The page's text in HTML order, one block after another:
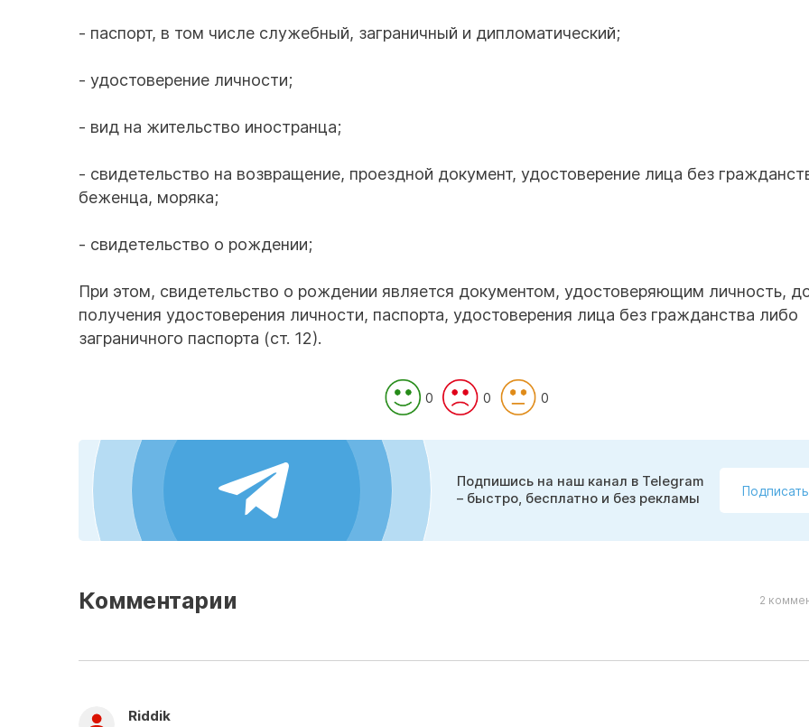
- паспорт, в том числе служебный, заграничный и дипломатический;
- удостоверение личности;
- вид на жительство иностранца;
- свидетельство на возвращение, проездной документ, удостоверение лица без
беженца, моряка;
- свидетельство о рождении;
При этом, свидетельство о рождении является документом, удостоверяющим личность,
получения удостоверения личности, паспорта, удостоверения лица без гражданства либо
заграничного паспорта (ст. 12).
0 0 0
Подпишись на наш канал в Telegram
– быстро, бесплатно и без рекламы
Комментарии 2
Riddik